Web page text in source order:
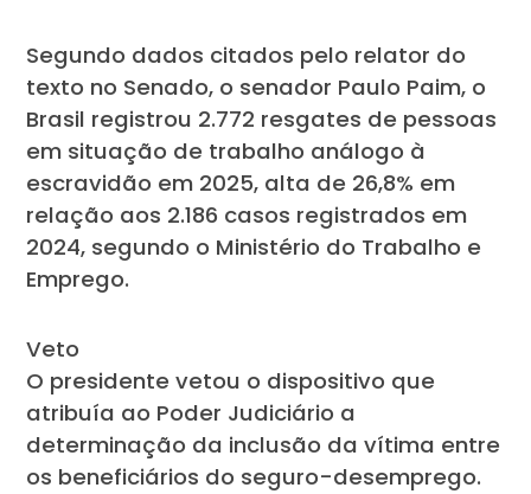
Segundo dados citados pelo relator do
texto no Senado, o senador Paulo Paim, o
Brasil registrou 2.772 resgates de pessoas
em situação de trabalho análogo à
escravidão em 2025, alta de 26,8% em
relação aos 2.186 casos registrados em
2024, segundo o Ministério do Trabalho e
Emprego.
Veto
O presidente vetou o dispositivo que
atribuía ao Poder Judiciário a
determinação da inclusão da vítima entre
os beneficiários do seguro-desemprego.